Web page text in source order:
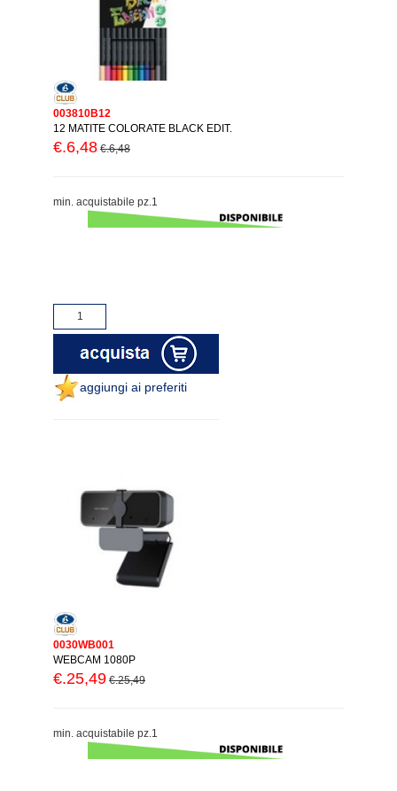
003810B12
12 MATITE COLORATE BLACK EDIT.
€.6,48 €.6,48
min. acquistabile pz.1
aggiungi ai preferiti
0030WB001
WEBCAM 1080P
€.25,49 €.25,49
min. acquistabile pz.1